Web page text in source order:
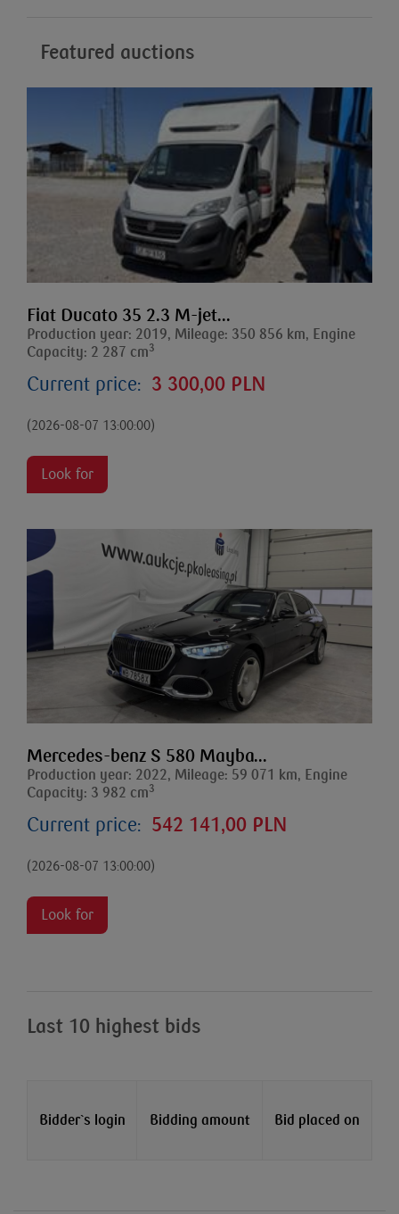
Featured auctions
Fiat Ducato 35 2.3 M-jet...
Production year: 2019, Mileage: 350 856 km, Engine
Capacity: 2 287 cm3
Current price: 3 300,00 PLN
(2026-08-07 13:00:00)
Look for
Mercedes-benz S 580 Mayba...
Production year: 2022, Mileage: 59 071 km, Engine
Capacity: 3 982 cm3
Current price: 542 141,00 PLN
(2026-08-07 13:00:00)
Look for
Last 10 highest bids
Bidder`s login Bidding amount Bid placed on